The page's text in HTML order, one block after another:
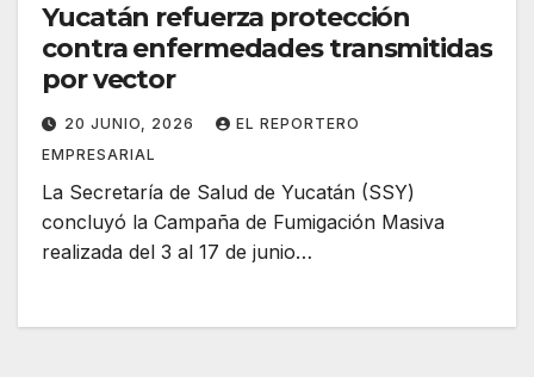
Yucatán refuerza protección
contra enfermedades transmitidas
por vector
20 JUNIO, 2026
EL REPORTERO
EMPRESARIAL
La Secretaría de Salud de Yucatán (SSY)
concluyó la Campaña de Fumigación Masiva
realizada del 3 al 17 de junio…